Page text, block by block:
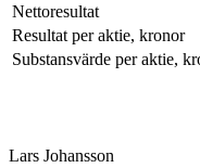
Nettoresultat
Resultat per aktie, kronor
Substansvärde per aktie,
Lars Johansson